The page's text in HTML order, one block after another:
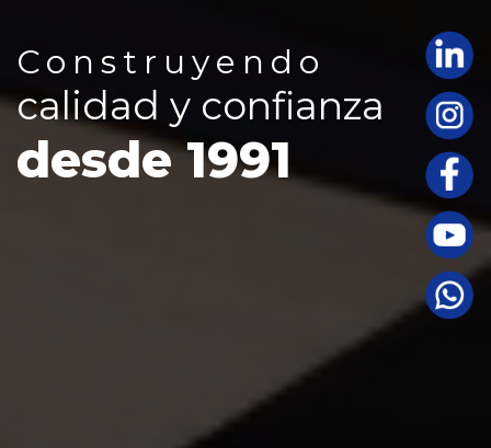
Construyendo
calidad y confianza
desde 1991